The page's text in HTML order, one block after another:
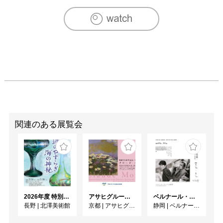
関連のある展覧会
2026年度 特別展「ガレとドーム、アール･ヌーヴォーのガラス 水辺のやすらぎ、海の神秘」
長野 | 北澤美術館
アサヒグループ大山崎山荘美術館 開館30周年記念展「没後100年 クロード・モネ」
京都 | アサヒグループ大山崎山荘美術館
ベルナール・ビュフェと写真 ーカメラがとらえたビュフェとその時代、そして21 世紀へ
静岡 | ベルナール・ビュフェ美術館